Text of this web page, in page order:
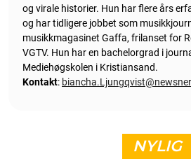
og virale historier. Hun har flere års
og har tidligere jobbet som
musikkmagasinet Gaffa, frilanset for
VGTV. Hun har en bachelorgrad i
Mediehøgskolen i Kristiansand.
Kontakt:
NYLIG